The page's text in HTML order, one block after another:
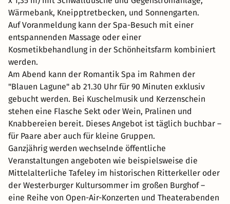
Wärmebank, Kneipptretbecken, und Sonnengarten.
Auf Voranmeldung kann der Spa-Besuch mit einer
entspannenden Massage oder einer
Kosmetikbehandlung in der Schönheitsfarm kombiniert
werden.
Am Abend kann der Romantik Spa im Rahmen der
"Blauen Lagune" ab 21.30 Uhr für 90 Minuten exklusiv
gebucht werden. Bei Kuschelmusik und Kerzenschein
stehen eine Flasche Sekt oder Wein, Pralinen und
Knabbereien bereit. Dieses Angebot ist täglich buchbar –
für Paare aber auch für kleine Gruppen.
Ganzjährig werden wechselnde öffentliche
Veranstaltungen angeboten wie beispielsweise die
Mittelalterliche Tafeley im historischen Ritterkeller oder
der Westerburger Kultursommer im großen Burghof –
eine Reihe von Open-Air-Konzerten und Theaterabenden